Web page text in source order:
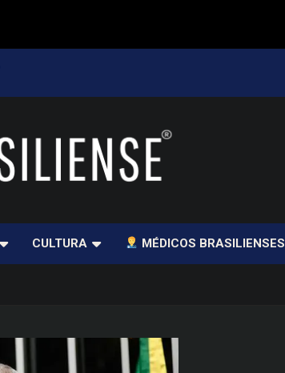
CULTURA MÉDICOS BRASILIENSES